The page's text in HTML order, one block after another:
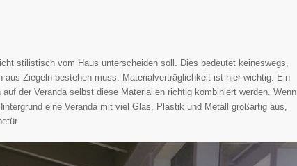
stilistisch vom Haus unterscheiden soll. Dies bedeutet keineswegs,
Ziegeln bestehen muss. Materialverträglichkeit ist hier wichtig. Ein
der Veranda selbst diese Materialien richtig kombiniert werden. Wenn
eine Veranda mit viel Glas, Plastik und Metall großartig aus,